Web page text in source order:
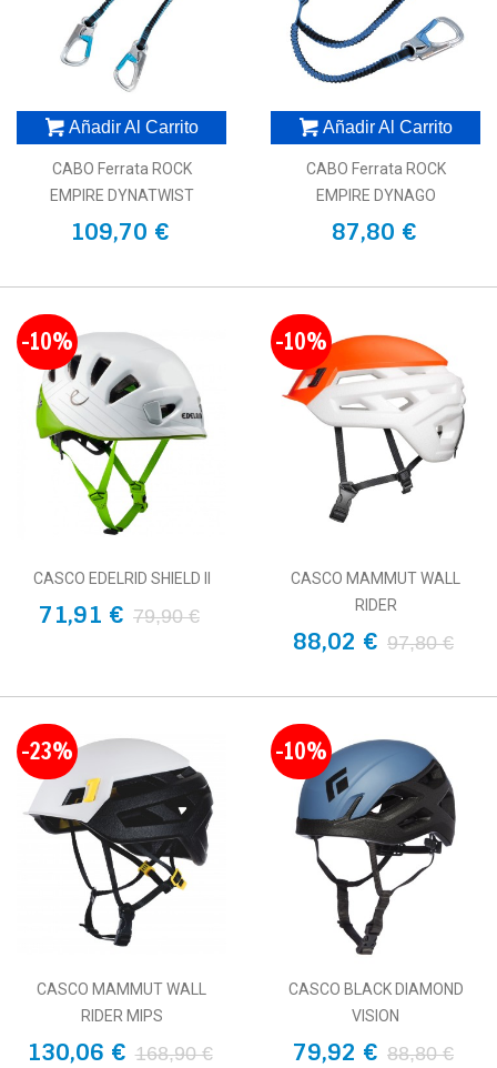
Añadir Al Carrito
CABO Ferrata ROCK
EMPIRE DYNATWIST
109,70 €
Añadir Al Carrito
CABO Ferrata ROCK
EMPIRE DYNAGO
87,80 €
-10%
CASCO EDELRID SHIELD II
71,91 € 79,90 €
-10%
CASCO MAMMUT WALL
RIDER
88,02 € 97,80 €
-23%
CASCO MAMMUT WALL
RIDER MIPS
130,06 € 168,90 €
-10%
CASCO BLACK DIAMOND
VISION
79,92 € 88,80 €